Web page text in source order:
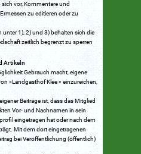
vor, Kommentare und
zu editieren oder zu
unter 1), 2) und 3) behalten sich die
zeitlich begrenzt zu sperren
Artikeln
Gebrauch macht, eigene
»Landgasthof Klee « einzureichen,
Beiträge ist, dass das Mitglied
Vor- und Nachnamen in sein
eingetragen hat oder nach dem
Mit dem dort eingetragenen
bei Veröffentlichung (öffentlich)